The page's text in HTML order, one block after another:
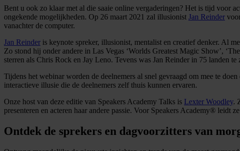
Bent u ook zo klaar met al die saaie online vergaderingen? Het is tijd voor
ongekende mogelijkheden. Op 26 maart 2021 zal illusionist Jan Reinder
vanachter de computer.
Jan Reinder is keynote spreker, illusionist, mentalist en creatief denker. Al
Zo stond hij onder andere in Las Vegas ‘Worlds Greatest Magic Show’,
sterren als Chris Rock en Jay Leno. Tevens was Jan Reinder in 75 landen
Tijdens het webinar worden de deelnemers al snel gevraagd om mee te
interactieve illusie die de deelnemers zelf thuis kunnen ervaren.
Onze host van deze editie van Speakers Academy Talks is Lexter Woodley.
presenteren en acteren haar andere passie. Voor Speakers Academy® leidt
Ontdek de sprekers en dagvoorzitters van